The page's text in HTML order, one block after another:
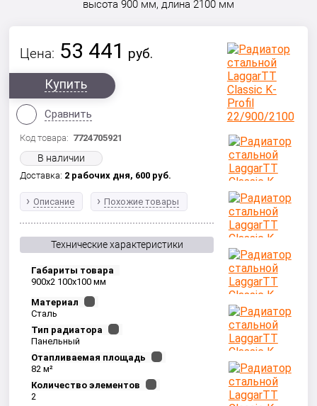
высота 900 мм, длина 2100 мм
Цена: 53 441 руб.
Купить
Сравнить
Код товара: 7724705921
В наличии
Доставка: 2 рабочих дня, 600 руб.
Описание Похожие товары
Технические характеристики
Габариты товара
900x2 100x100 мм
Материал
Сталь
Тип радиатора
Панельный
Отапливаемая площадь
82 м²
Количество элементов
2